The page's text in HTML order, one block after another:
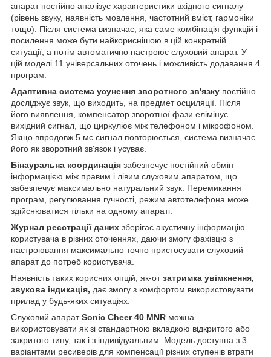
апарат постійно аналізує характеристики вхідного сигналу
(рівень звуку, наявність мовлення, частотний вміст, гармоніки
тощо). Після система визначає, яка саме комбінація функцій і
посилення може бути найкориснішою в цій конкретній
ситуації, а потім автоматично настроює слуховий апарат. У
цій моделі 11 універсальних оточень і можливість додавання 4
програм.
Адаптивна система усунення зворотного зв'язку постійно
досліджує звук, що виходить, на предмет осциляції. Після
його виявлення, компенсатор зворотної фази елімінує
вихідний сигнал, що циркулює між телефоном і мікрофоном.
Якщо впродовж 5 мс сигнал повторюється, система визначає
його як зворотний зв'язок і усуває.
Бінауральна координація забезпечує постійний обмін
інформацією між правим і лівим слуховим апаратом, що
забезпечує максимально натуральний звук. Перемикання
програм, регулювання гучності, режим автотелефона може
здійснюватися тільки на одному апараті.
Журнал реєстрації даних зберігає акустичну інформацію
користувача в різних оточеннях, даючи змогу фахівцю з
настроювання максимально точно пристосувати слуховий
апарат до потреб користувача.
Наявність таких корисних опцій, як-отзатримка увімкнення,
звукова індикація, дає змогу з комфортом використовувати
прилад у будь-яких ситуаціях.
Слуховий апаратSonic Cheer 40 MNR можна
використовувати як зі стандартною вкладкою відкритого або
закритого типу, так і з індивідуальним. Модель доступна з 3
варіантами ресиверів для компенсації різних ступенів втрати